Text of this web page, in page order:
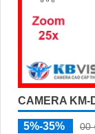
CAMERA KM-
5%-35%
00